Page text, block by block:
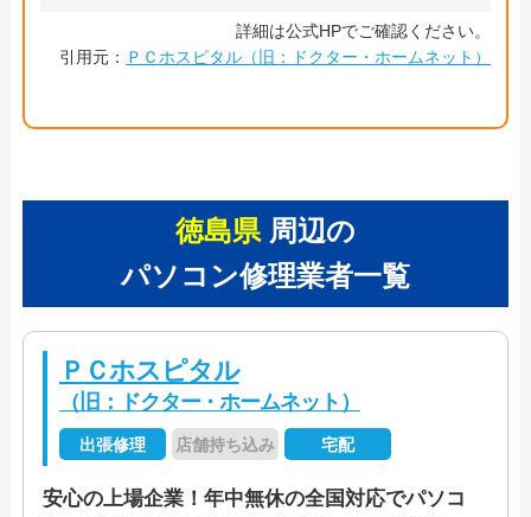
詳細は公式HPでご確認ください。
引用元： ＰＣホスピタル（旧：ドクター・ホームネット）
徳島県 周辺の
パソコン修理業者一覧
ＰＣホスピタル
（旧：ドクター・ホームネット）
出張修理 店舗持ち込み 宅配
安心の上場企業！年中無休の全国対応でパソコ